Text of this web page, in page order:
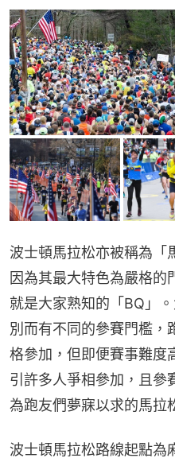
波士頓馬拉松亦被稱為「
因為其最大特色為嚴格
就是大家熟知的「BQ」
別而有不同的參賽門檻，
格參加，但即便賽事難度
引許多人爭相參加，且參
為跑友們夢寐以求的馬拉
波士頓馬拉松路線起點為